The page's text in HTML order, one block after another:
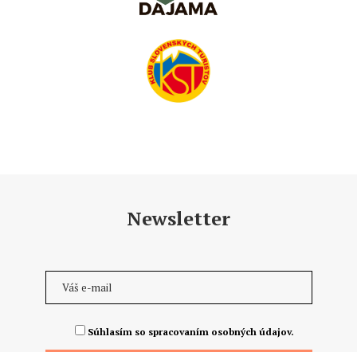
Newsletter
Súhlasím so spracovaním osobných údajov.